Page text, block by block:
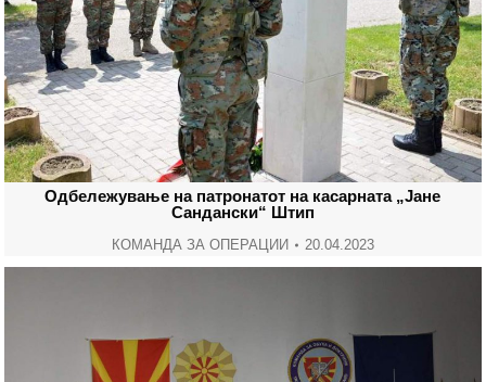
Одбележување на патронатот на касарната „Јане
Сандански“ Штип
КОМАНДА ЗА ОПЕРАЦИИ 20.04.2023